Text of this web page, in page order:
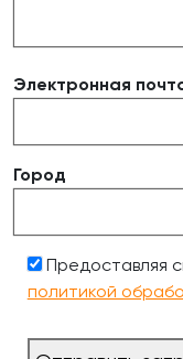
Электронная
Город
Предоставляя
политикой